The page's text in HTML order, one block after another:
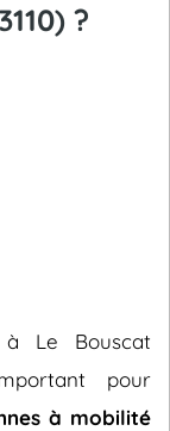
?
à Le Bouscat
pour
à mobilité